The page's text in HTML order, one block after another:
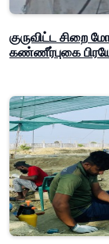
குருவிட்ட சிறை
கண்ணீர்புகை